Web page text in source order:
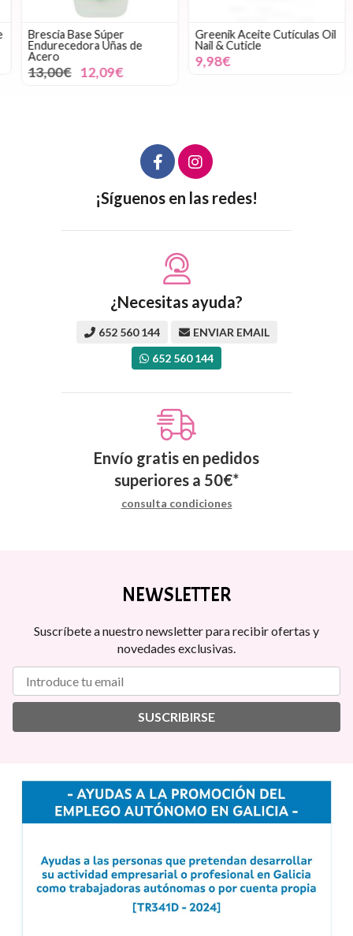
Brescia Base Súper
Endurecedora Uñas de
Acero
13,00€ 12,09€
Greenik Aceite Cutículas Oil
Nail & Cuticle
9,98€
¡Síguenos en las redes!
¿Necesitas ayuda?
652 560 144
ENVIAR EMAIL
652 560 144
Envío gratis en pedidos
superiores a 50€*
consulta condiciones
NEWSLETTER
Suscríbete a nuestro newsletter para recibir ofertas y
novedades exclusivas.
SUSCRIBIRSE